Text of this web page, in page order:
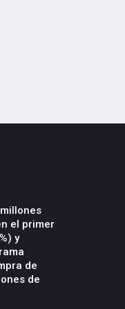
el primer
y
de
de